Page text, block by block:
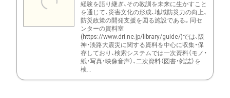
経験を語り継ぎ、その教訓を未来に生かすこと
を通じて、災害文化の形成、地域防災力の向上、
防災政策の開発支援を図る施設である。同セ
ンターの資料室
(https://www.dri.ne.jp/library/guide/)では、阪
神・淡路大震災に関する資料を中心に収集・保
存しており、検索システムでは一次資料（モノ・
紙・写真・映像音声）、二次資料（図書・雑誌）を
検...